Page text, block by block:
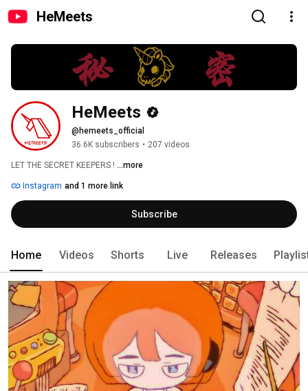
HeMeets
HeMeets
@hemeets_official
36.6K subscribers • 207 videos
LET THE SECRET KEEPERS ! ...more
Instagram and 1 more link
Subscribe
Home Videos Shorts Live Releases